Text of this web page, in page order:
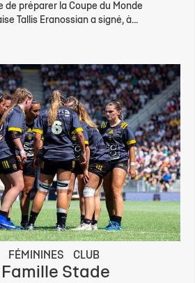
de préparer la Coupe du Monde
Tallis Eranossian a signé, à...
FÉMININES CLUB
Famille Stade